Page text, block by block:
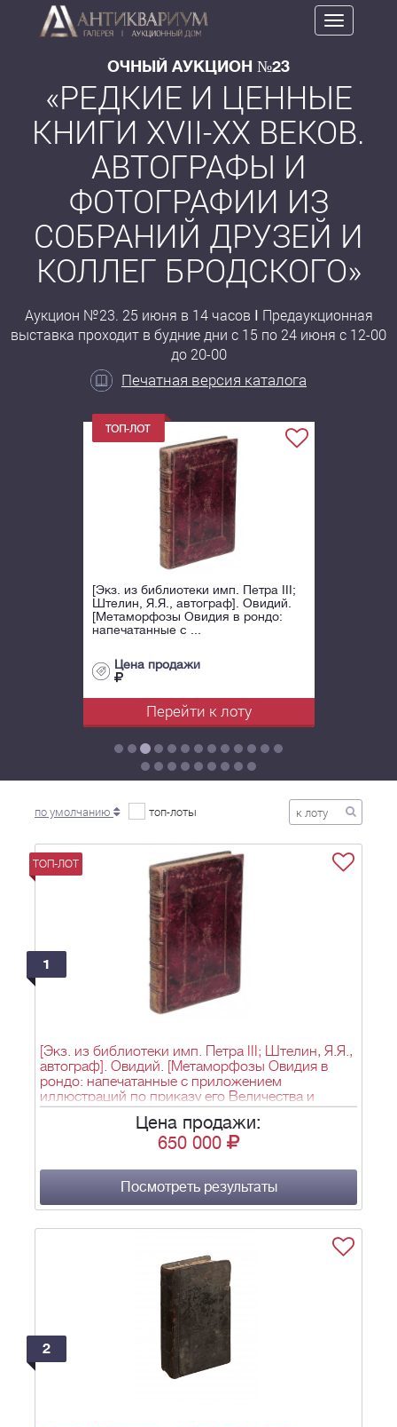
Toggle
navigation
ОЧНЫЙ АУКЦИОН №23
«РЕДКИЕ И ЦЕННЫЕ
КНИГИ XVII-XX ВЕКОВ.
АВТОГРАФЫ И
ФОТОГРАФИИ ИЗ
СОБРАНИЙ ДРУЗЕЙ И
КОЛЛЕГ БРОДСКОГО»
Аукцион №23. 25 июня в 14 часов Ⅰ Предаукционная
выставка проходит в будние дни с 15 по 24 июня с 12-00
до 20-00
Печатная версия каталога
[Экз. из библиотеки имп. Петра III;
Штелин, Я.Я., автограф]. Овидий.
[Метаморфозы Овидия в рондо:
напечатанные с ...
Цена продажи
Перейти к лоту
по умолчанию топ-лоты
ТОП-ЛОТ
1
[Экз. из библиотеки имп. Петра III; Штелин, Я.Я.,
автограф]. Овидий. [Метаморфозы Овидия в
рондо: напечатанные с приложением
иллюстраций по приказу его Величества и
посвященные монсеньору наследнику
престола].Metamorphoses d'Ovide en rondeaux:
imprimez et enrichi de figures par order de sa
Париж: De L'Imprimerie Royale, 1676. - [14], 463,
[6] с; 29,5х22,3 см.
Цена продажи:
650 000
Посмотреть результаты
2